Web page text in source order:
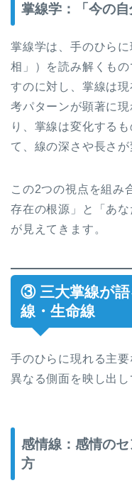
掌線学：「今の
掌線学は、手のひら
相」）を読み解くも
すのに対し、掌線は
考パターンが顕著に
り、掌線は変化する
て、線の深さや長さが
この2つの視点を組み
存在の根源」と「あ
が見えてきます。
③ 三大掌線が
線・生命線
手のひらに現れる主
異なる側面を映し出し
感情線：感情の
方